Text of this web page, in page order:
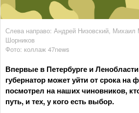
Слева направо: Андрей Низовский, Михаил
Шорников
Фото: коллаж 47news
Впервые в Петербурге и
губернатор может уйти от срока на
посмотрел на наших чиновников,
путь, и тех, у кого есть выбор.